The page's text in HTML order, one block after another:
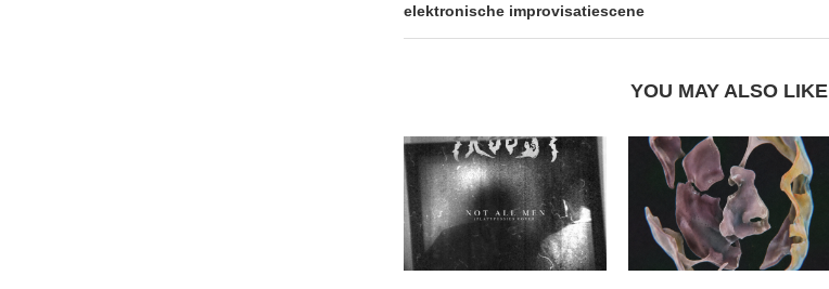
elektronische improvisatiescene
YOU MAY ALSO LIKE